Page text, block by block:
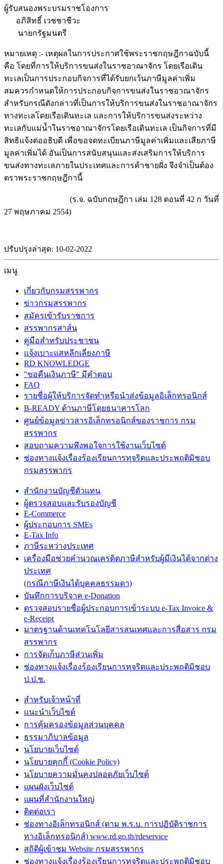
ผู้รับสนองพระบรมราชโองการ
อภิสิทธิ์ เวชชาชีวะ
นายกรัฐมนตรี
หมายเหตุ :- เหตุผลในการประกาศใช้พระราชกฤษฎีกาฉบับนี้
คือ โดยที่การให้บริการขนส่งในราชอาณาจักร โดยเรือเดิน
ทะเลเป็นการประกอบกิจการที่ได้รับยกเว้นภาษีมูลค่าเพิ่ม
สมควรกำหนดให้การประกอบกิจการขนส่งในราชอาณาจักร
สำหรับกรณีดังกล่าวที่เป็นการให้บริการขนส่งในราชอาณาจักร
ทางทะเลโดยเรือเดินทะเล และการให้บริการขนส่งระหว่าง
ทะเลกับแม่น้ำในราชอาณาจักรโดยเรือเดินทะเล เป็นกิจการที่มี
สิทธิแจ้งต่ออธิบดี เพื่อขอจดทะเบียนภาษีมูลค่าเพิ่มและเสียภาษี
มูลค่าเพิ่มได้ อันเป็นการสนับสนุนและส่งเสริมการให้บริการ
ขนส่งทางทะเลภายในประเทศและการค้าชายฝั่ง จึงจำเป็นต้อง
ตราพระราชกฤษฎีกานี้
(ร.จ. ฉบับกฤษฎีกา เล่ม 128 ตอนที่ 42 ก วันที่
27 พฤษภาคม 2554)
ปรับปรุงล่าสุด: 10-02-2022
เมนู
เกี่ยวกับกรมสรรพากร
ข่าวกรมสรรพากร
สมัครเข้ารับราชการ
สรรพากรสาส์น
คู่มือสำหรับประชาชน
แจ้งเบาะแสหลีกเลี่ยงภาษี
RD KNOWLEDGE
"ขอคืนเงินภาษี" มีคำตอบ
FAQ
รายชื่อผู้ให้บริการจัดทำหรือนำส่งข้อมูลอิเล็กทรอนิกส์
B-READY ด้านภาษีโดยธนาคารโลก
ศูนย์ข้อมูลข่าวสารอิเล็กทรอนิกส์ของราชการ กรม
สรรพากร
สอบถามความพึงพอใจการใช้งานเว็บไซต์
ช่องทางแจ้งเรื่องร้องเรียนการทุจริตและประพฤติมิชอบ
กรมสรรพากร
สำนักงานบัญชีตัวแทน
ผู้ตรวจสอบและรับรองบัญชี
E-Commerce
ผู้ประกอบการ SMEs
E-Tax Info
ภาษีระหว่างประเทศ
เครื่องมือช่วยคำนวณเครดิตภาษีสำหรับผู้มีเงินได้จากต่าง
ประเทศ
(กรณีภาษีเงินได้บุคคลธรรมดา)
บันทึกการบริจาค e-Donation
ตรวจสอบรายชื่อผู้ประกอบการเข้าระบบ e-Tax Invoice &
e-Receipt
มาตรฐานด้านเทคโนโลยีสารสนเทศและการสื่อสาร กรม
สรรพากร
การจัดเก็บภาษีส่วนเพิ่ม
ช่องทางแจ้งเรื่องร้องเรียนการทุจริตและประพฤติมิชอบ
ป.ป.ช.
สำหรับเจ้าหน้าที่
แนะนำเว็บไซต์
การคุ้มครองข้อมูลส่วนบุคคล
ธรรมาภิบาลข้อมูล
นโยบายเว็บไซต์
นโยบายคุกกี้ (Cookie Policy)
นโยบายความมั่นคงปลอดภัยเว็บไซต์
แผนผังเว็บไซต์
แผนที่สำนักงานใหญ่
ติดต่อเรา
ช่องทางอิเล็กทรอนิกส์ (ตาม พ.ร.บ. การปฏิบัติราชการ
ทางอิเล็กทรอนิกส์) www.rd.go.th/rdeservice
สถิติผู้เข้าชม Website กรมสรรพากร
ช่องทางแจ้งเรื่องร้องเรียนการทุจริตและประพฤติมิชอบ